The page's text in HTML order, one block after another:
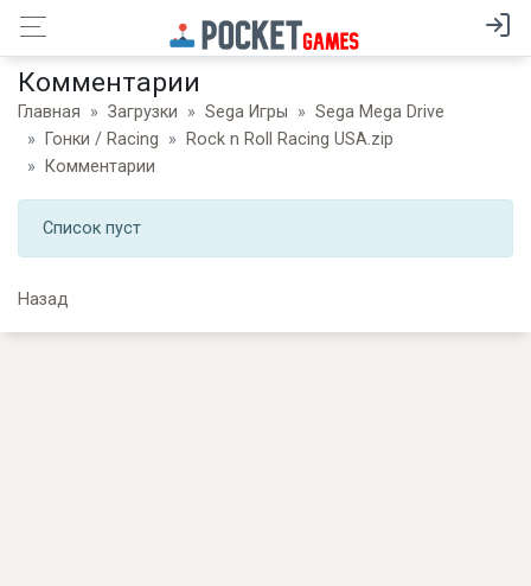
Комментарии
Главная Загрузки Sega Игры
Sega Mega Drive
Гонки / Racing
Rock n Roll Racing USA.zip
Комментарии
Список пуст
Назад